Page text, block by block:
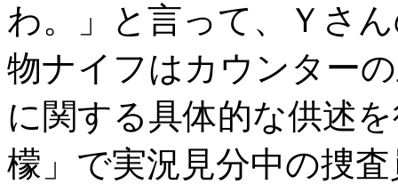
わ。」と言って、Ｙさ
物ナイフはカウンター
に関する具体的な供述
檬」で実況見分中の捜